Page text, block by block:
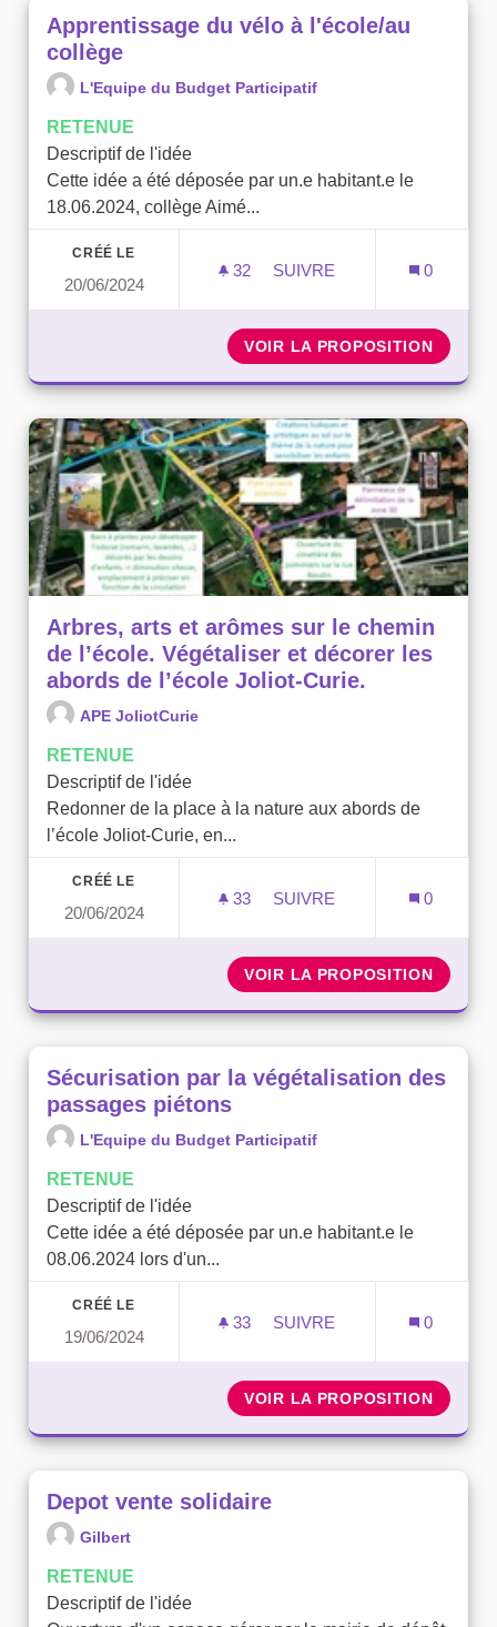
Apprentissage du vélo à l'école/au
collège
L'Equipe du Budget Participatif
RETENUE
Descriptif de l'idée
Cette idée a été déposée par un.e habitant.e le
18.06.2024, collège Aimé...
CRÉÉ LE
20/06/2024
32 32 ABONNÉS
SUIVRE
0
VOIR LA PROPOSITION
Arbres, arts et arômes sur le chemin
de l’école. Végétaliser et décorer les
abords de l’école Joliot-Curie.
APE JoliotCurie
RETENUE
Descriptif de l'idée
Redonner de la place à la nature aux abords de
l’école Joliot-Curie, en...
CRÉÉ LE
20/06/2024
33 33 ABONNÉS
SUIVRE
0
VOIR LA PROPOSITION
Sécurisation par la végétalisation des
passages piétons
L'Equipe du Budget Participatif
RETENUE
Descriptif de l'idée
Cette idée a été déposée par un.e habitant.e le
08.06.2024 lors d'un...
CRÉÉ LE
19/06/2024
33 33 ABONNÉS
SUIVRE
0
VOIR LA PROPOSITION
Depot vente solidaire
Gilbert
RETENUE
Descriptif de l'idée